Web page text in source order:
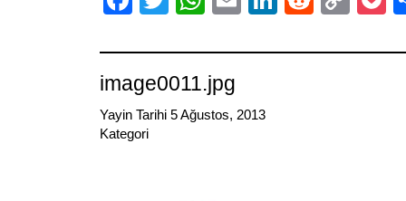
image0011.jpg
Yayin Tarihi 5 Ağustos, 2013
Kategori